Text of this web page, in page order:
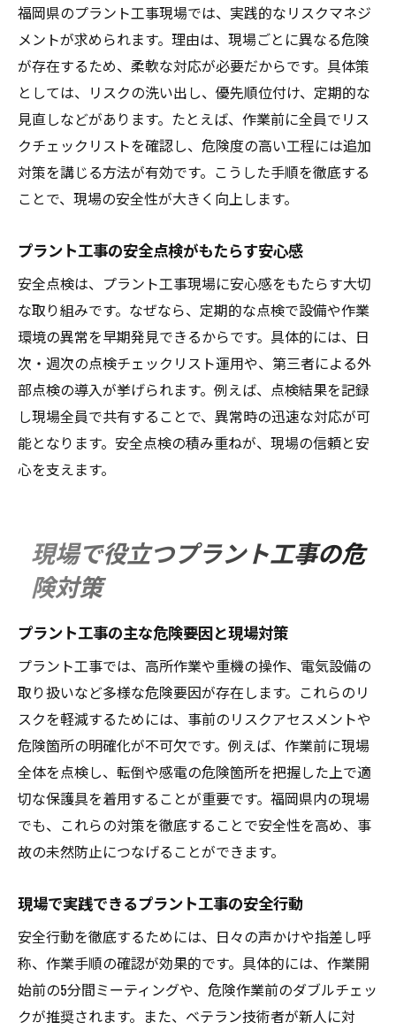
福岡県のプラント工事現場では、実践的なリスクマネジ
メントが求められます。理由は、現場ごとに異なる危険
が存在するため、柔軟な対応が必要だからです。具体策
としては、リスクの洗い出し、優先順位付け、定期的な
見直しなどがあります。たとえば、作業前に全員でリス
クチェックリストを確認し、危険度の高い工程には追加
対策を講じる方法が有効です。こうした手順を徹底する
ことで、現場の安全性が大きく向上します。
プラント工事の安全点検がもたらす安心感
安全点検は、プラント工事現場に安心感をもたらす大切
な取り組みです。なぜなら、定期的な点検で設備や作業
環境の異常を早期発見できるからです。具体的には、日
次・週次の点検チェックリスト運用や、第三者による外
部点検の導入が挙げられます。例えば、点検結果を記録
し現場全員で共有することで、異常時の迅速な対応が可
能となります。安全点検の積み重ねが、現場の信頼と安
心を支えます。
現場で役立つプラント工事の危
険対策
プラント工事の主な危険要因と現場対策
プラント工事では、高所作業や重機の操作、電気設備の
取り扱いなど多様な危険要因が存在します。これらのリ
スクを軽減するためには、事前のリスクアセスメントや
危険箇所の明確化が不可欠です。例えば、作業前に現場
全体を点検し、転倒や感電の危険箇所を把握した上で適
切な保護具を着用することが重要です。福岡県内の現場
でも、これらの対策を徹底することで安全性を高め、事
故の未然防止につなげることができます。
現場で実践できるプラント工事の安全行動
安全行動を徹底するためには、日々の声かけや指差し呼
称、作業手順の確認が効果的です。具体的には、作業開
始前の5分間ミーティングや、危険作業前のダブルチェッ
クが推奨されます。また、ベテラン技術者が新人に対